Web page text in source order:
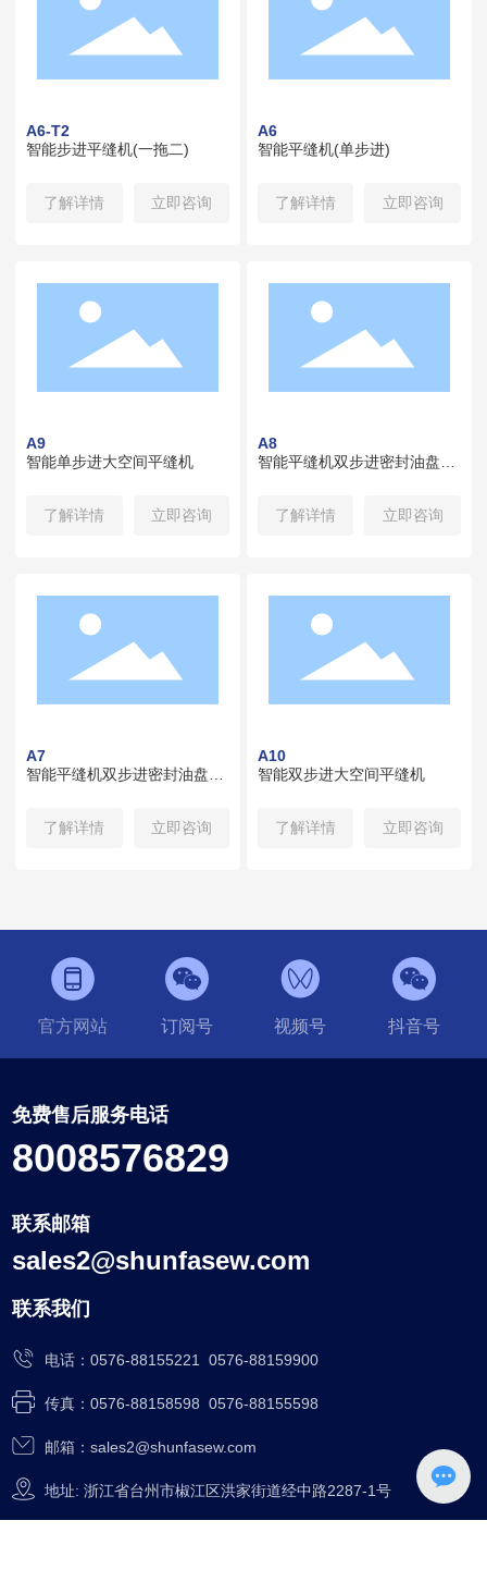
A6-T2
智能步进平缝机(一拖二)
了解详情 立即咨询
A6
智能平缝机(单步进)
了解详情 立即咨询
A9
智能单步进大空间平缝机
了解详情 立即咨询
A8
智能平缝机双步进密封油盘
了解详情 立即咨询
A7
智能平缝机双步进密封油盘
了解详情 立即咨询
A10
智能双步进大空间平缝机
了解详情 立即咨询
官方网站 订阅号 视频号 抖音号
免费售后服务电话
8008576829
联系邮箱
sales2@shunfasew.com
联系我们
电话：0576-88155221 0576-88159900
传真：0576-88158598 0576-88155598
邮箱：sales2@shunfasew.com
地址: 浙江省台州市椒江区洪家街道经中路2287-1号